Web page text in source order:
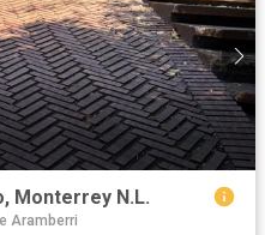
Monterrey N.L.
Aramberri